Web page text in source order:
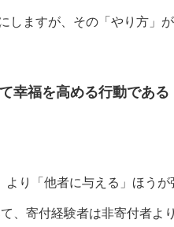
ますが、その「やり方」が
幸福を高める行動である
り「他者に与える」ほう
、寄付経験者は非寄付者よ